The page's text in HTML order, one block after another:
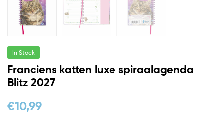
In Stock
Franciens katten luxe spiraalagenda
Blitz 2027
€10,99